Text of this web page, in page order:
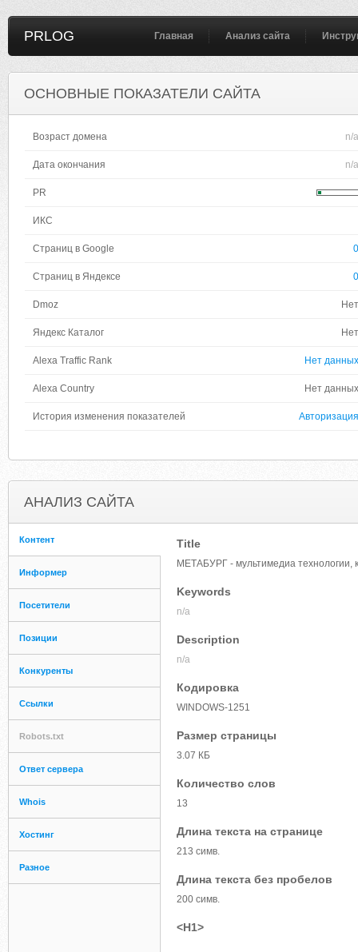
PRLOG Главная Анализ сайта
ОСНОВНЫЕ ПОКАЗАТЕЛИ САЙТА
Возраст домена n/a
Дата окончания n/a
PR
ИКС
Страниц в Google 0
Страниц в Яндексе 0
Dmoz Нет
Яндекс Каталог Нет
Alexa Traffic Rank Нет данных
Alexa Country Нет данных
История изменения показателей Авторизация
АНАЛИЗ САЙТА
Контент
Информер
Посетители
Позиции
Конкуренты
Ссылки
Robots.txt
Ответ сервера
Whois
Хостинг
Разное
Title
МЕТАБУРГ - мультимедиа технологии,
Keywords
n/a
Description
n/a
Кодировка
WINDOWS-1251
Размер страницы
3.07 КБ
Количество слов
13
Длина текста на странице
213 симв.
Длина текста без пробелов
200 симв.
<H1>